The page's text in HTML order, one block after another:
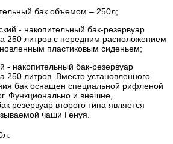
бак объемом – 250л;
- накопительный бак-резервуар
250 литров с передним расположением
пластиковым сиденьем;
- накопительный бак-резервуар
250 литров. Вместо установленного
бак оснащен специальной рифленой
Функционально и внешне,
резервуар второго типа является
чаши Генуя.